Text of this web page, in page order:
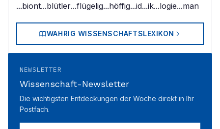
...biont...blütler...flügelig...höffig...id...ik...logie...man
WAHRIG WISSENSCHAFTSLEXIKON
NEWSLETTER
Wissenschaft-Newsletter
Die wichtigsten Entdeckungen der Woche direkt in Ihr
Postfach.